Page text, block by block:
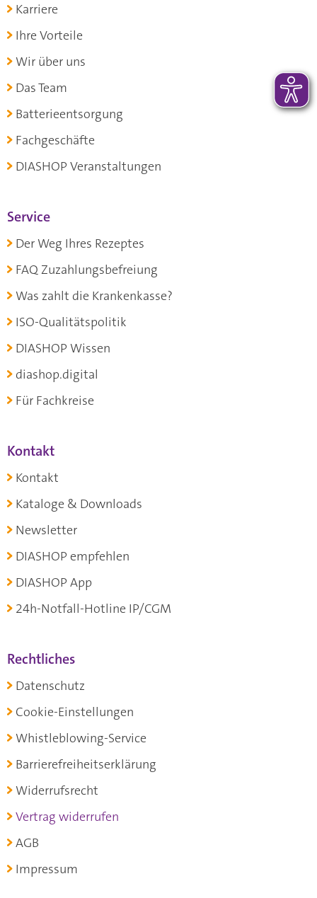
Karriere
Ihre Vorteile
Wir über uns
Das Team
Batterieentsorgung
Fachgeschäfte
DIASHOP Veranstaltungen
Service
Der Weg Ihres Rezeptes
FAQ Zuzahlungsbefreiung
Was zahlt die Krankenkasse?
ISO-Qualitätspolitik
DIASHOP Wissen
diashop.digital
Für Fachkreise
Kontakt
Kontakt
Kataloge & Downloads
Newsletter
DIASHOP empfehlen
DIASHOP App
24h-Notfall-Hotline IP/CGM
Rechtliches
Datenschutz
Cookie-Einstellungen
Whistleblowing-Service
Barrierefreiheitserklärung
Widerrufsrecht
Vertrag widerrufen
AGB
Impressum